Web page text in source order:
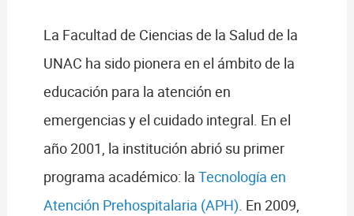
La Facultad de Ciencias de la Salud de la
UNAC ha sido pionera en el ámbito de la
educación para la atención en
emergencias y el cuidado integral. En el
año 2001, la institución abrió su primer
programa académico: la Tecnología en
Atención Prehospitalaria (APH). En 2009,